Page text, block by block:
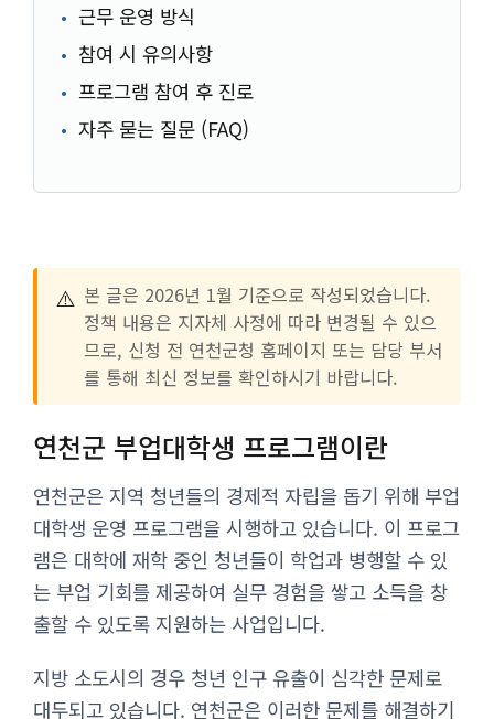
근무 운영 방식
참여 시 유의사항
프로그램 참여 후 진로
자주 묻는 질문 (FAQ)
⚠️ 본 글은 2026년 1월 기준으로 작성되었습니다.
정책 내용은 지자체 사정에 따라 변경될 수 있으
므로, 신청 전 연천군청 홈페이지 또는 담당 부서
를 통해 최신 정보를 확인하시기 바랍니다.
연천군 부업대학생 프로그램이란
연천군은 지역 청년들의 경제적 자립을 돕기 위해 부업
대학생 운영 프로그램을 시행하고 있습니다. 이 프로그
램은 대학에 재학 중인 청년들이 학업과 병행할 수 있
는 부업 기회를 제공하여 실무 경험을 쌓고 소득을 창
출할 수 있도록 지원하는 사업입니다.
지방 소도시의 경우 청년 인구 유출이 심각한 문제로
대두되고 있습니다. 연천군은 이러한 문제를 해결하기